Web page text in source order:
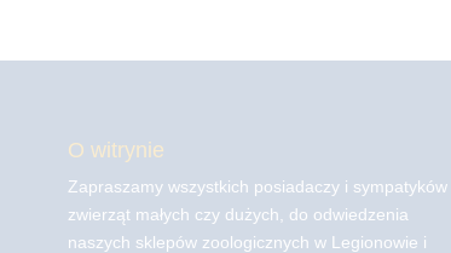
O witrynie
Zapraszamy wszystkich posiadaczy i sympatyków
zwierząt małych czy dużych, do odwiedzenia
naszych sklepów zoologicznych w Legionowie i